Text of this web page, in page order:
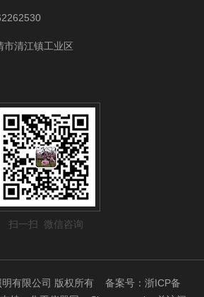
市清江镇工业区
扫一扫 微信咨询
明有限公司 版权所有备案号：浙ICP备